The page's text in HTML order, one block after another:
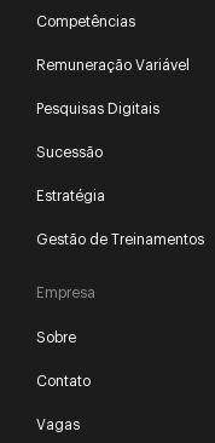
Competências
Remuneração Variável
Pesquisas Digitais
Sucessão
Estratégia
Gestão de Treinamentos
Empresa
Sobre
Contato
Vagas